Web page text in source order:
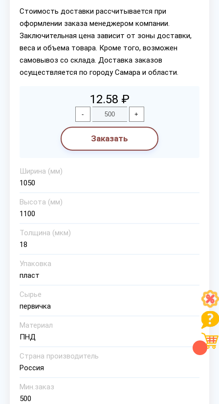
Стоимость доставки рассчитывается при
оформлении заказа менеджером компании.
Заключительная цена зависит от зоны доставки,
веса и объема товара. Кроме того, возможен
самовывоз со склада. Доставка заказов
осуществляется по городу Самара и области.
12.58 ₽
- +
Заказать
Ширина (мм)
1050
Высота (мм)
1100
Толщина (мкм)
18
Упаковка
пласт
Сырье
первичка
Материал
ПНД
Страна производитель
Россия
Мин.заказ
500